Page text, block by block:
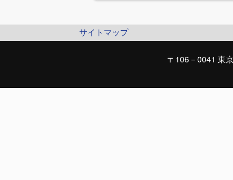
サイトマップ
〒106－0041 東